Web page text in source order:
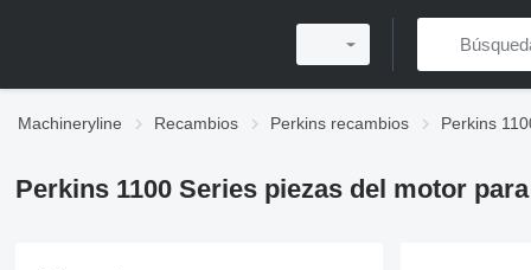
Machineryline Recambios Perkins recambios Perkins
Perkins 1100 Series piezas del motor